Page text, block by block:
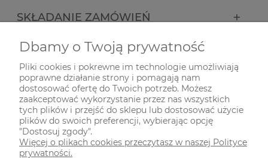
SKŁADANIE ZAMÓWIEŃ
INFORMACJE
ODWIEDŹ NAS NA
Dbamy o Twoją prywatność
Pliki cookies i pokrewne im technologie umożliwiają
poprawne działanie strony i pomagają nam
dostosować ofertę do Twoich potrzeb. Możesz
zaakceptować wykorzystanie przez nas wszystkich
tych plików i przejść do sklepu lub dostosować użycie
plików do swoich preferencji, wybierając opcję
"Dostosuj zgody".
Więcej o plikach cookies przeczytasz w naszej Polityce
prywatności.